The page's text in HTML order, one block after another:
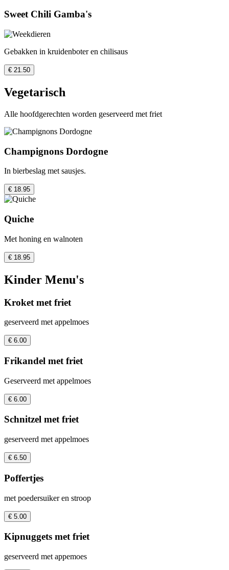
Sweet Chili Gamba's
Gebakken in kruidenboter en chilisaus
€ 21.50
Vegetarisch
Alle hoofdgerechten worden geserveerd met friet
Champignons Dordogne
In bierbeslag met sausjes.
€ 18.95
Quiche
Met honing en walnoten
€ 18.95
Kinder Menu's
Kroket met friet
geserveerd met appelmoes
€ 6.00
Frikandel met friet
Geserveerd met appelmoes
€ 6.00
Schnitzel met friet
geserveerd met appelmoes
€ 6.50
Poffertjes
met poedersuiker en stroop
€ 5.00
Kipnuggets met friet
geserveerd met appemoes